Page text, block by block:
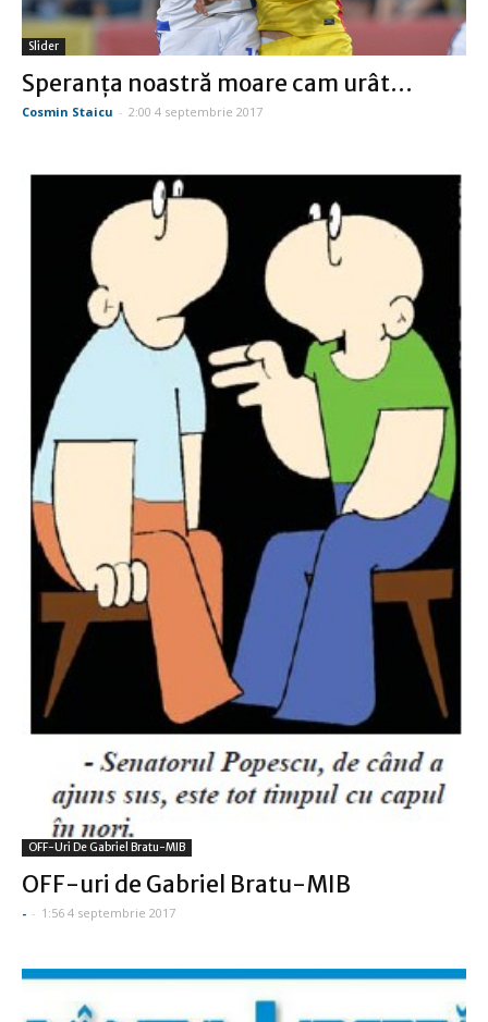
Slider
Speranţa noastră moare cam urât…
Cosmin Staicu - 2:00 4 septembrie 2017
OFF-Uri De Gabriel Bratu-MIB
OFF-uri de Gabriel Bratu-MIB
- - 1:56 4 septembrie 2017